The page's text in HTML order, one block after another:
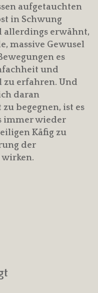
aufgetauchten
in Schwung
erwähnt,
massive Gewusel
es
und
erfahren. Und
daran
begegnen, ist es
immer wieder
Käfig zu
der
wirken.